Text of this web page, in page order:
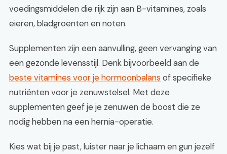
voedingsmiddelen die rijk zijn aan B-vitamines, zoals
eieren, bladgroenten en noten.
Supplementen zijn een aanvulling, geen vervanging van
een gezonde levensstijl. Denk bijvoorbeeld aan de
beste vitamines voor je hormoonbalans of specifieke
nutriënten voor je zenuwstelsel. Met deze
supplementen geef je je zenuwen de boost die ze
nodig hebben na een hernia-operatie.
Kies wat bij je past, luister naar je lichaam en gun jezelf